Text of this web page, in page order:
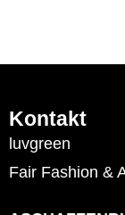
Kontakt
luvgreen
Fair Fashion &